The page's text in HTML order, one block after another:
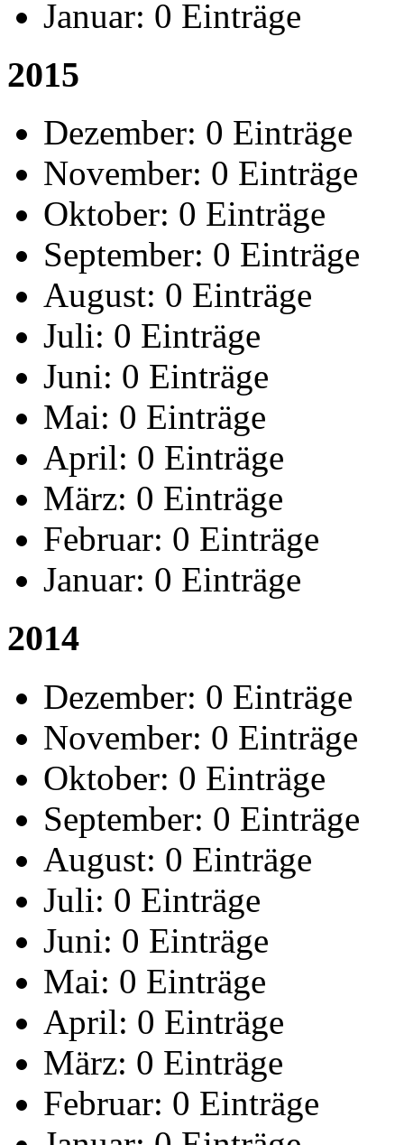
Januar: 0 Einträge
2015
Dezember: 0 Einträge
November: 0 Einträge
Oktober: 0 Einträge
September: 0 Einträge
August: 0 Einträge
Juli: 0 Einträge
Juni: 0 Einträge
Mai: 0 Einträge
April: 0 Einträge
März: 0 Einträge
Februar: 0 Einträge
Januar: 0 Einträge
2014
Dezember: 0 Einträge
November: 0 Einträge
Oktober: 0 Einträge
September: 0 Einträge
August: 0 Einträge
Juli: 0 Einträge
Juni: 0 Einträge
Mai: 0 Einträge
April: 0 Einträge
März: 0 Einträge
Februar: 0 Einträge